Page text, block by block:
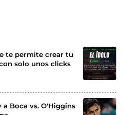
te permite crear tu
solo unos clicks
Boca vs. O'Higgins